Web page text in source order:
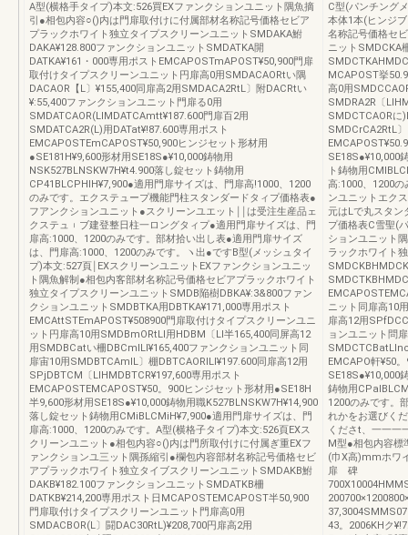
A型(横格手タイプ)本文:526買EXファンクションユニット隅魚摘
引●相包内容○()内は門扉取付けに付属部材名称記号価格セビア
プラックホワイト独立タイプスクリーンユニットSMDAKA鮒
DAKA¥128.800ファンクションユニットSMDATKA開
DATKA¥161・000専用ポストEMCAPOSTmAPOST¥50,900門扉
取付けタイプスクリーンユニット円扉高0用SMDACAORtい隅
DACAOR【L〕¥155,400同扉高2用SMDACA2RtL〕附DACRtい
¥:55,400ファンクションユニット門扉る0用
SMDATCAOR(LlMDATCAmtt¥187.600門扉百2用
SMDATCA2R(L)用DATat¥!87.600専用ポスト
EMCAPOSTEmCAPOST¥50,900ヒンジセット形材用
●SE181H¥9,600形材用SE18S●¥10,000鋳物用
NSK527BLNSKW7H¥t4.900落し錠セット鋳物用
CP41BLCPHlH¥7,900●適用門扉サイズは、門扉高!1000、1200
のみです。エクステュープ機能門柱スタンダードタィプ価格表●
フアンクションユニット●スクリーンユエット￨￨は受注生産品ェ
クステュ︲ブ建登整日柱一ロングタィプ●適用門扉サイズは、門
扉高:1000、1200のみです。部材拾い出し表●適用門扉サイズ
は、門扉高:1000、1200のみです。ヽ出●ですB型(メッシュタイ
プ)本文:527頁￨EXスクリーンユニットEXファンクションユニッ
ト隅魚解制●相包内客部材名称記号価格セビアプラックホワイト
独立タイプスクリーンユニットSMDB陥樹DBKA¥:3&800ファン
クションユニットSMDBTKA用DBTKA¥171,000専用ポスト
EMCAttSTEmAPOST¥508900門扉取付けタイプスクリーンユニ
ット円扉高10用SMDBmORtLl用HDBM〔Ll半165,400同屏高12
用SMDBCatい柵DBCmlLl¥165,400ファンクションユニット同
扉宙10用SMDBTCAmlL〕棚DBTCAORILl¥197.600同扉高12用
SPjDBTCM〔LlHMDBTCR¥197,600専用ポスト
EMCAPOSTEMCAPOST¥50。900ヒンジセット形材用●SE18H
半9,600形材用SE18S●¥10,000鋳物用職K527BLNSKW7H¥14,900
落し錠セット鋳物用CMiBLCMiH¥7,900●適用門扉サイズは、門
扉高:1000、1200のみです。A型(横格子タイプ)本文:526頁EXス
クリーンユニット●相包内容○()内は門所取付けに付属ぎ重EXフ
ァンクションユ三ット隅孫縮引●欄包内容部材名称記号価格セビ
アプラックホワイト独立タイブスクリーンユニットSMDAKB鮒
DAKB¥182.100ファンクションユニットSMDATKB柵
DATKB¥214,200専用ポスト日MCAPOSTEMCAPOST半50,900
門扉取付けタイプスクリーンユニット門扉高0用
SMDACBOR(L〕闘DAC30RtL)¥208,700円扉高2用
C型(パンチング
本体1本(ヒンジ
名称記号価格セ
ニットSMDCKA
MCAPOST挙
高0用
SMDRA2R〔
SMDCTCAORに
SMDCrCA2RtL
SE18S●¥10,000
ト鋳物用
高:1000、1200
ンユニットエク
元はLで丸スタン
プ価格表C雪聖(
ションユニット
ラックホワイト
ニット同扉高10
扉高12用
ョンユニット問
EMCAPO軒¥50
SE18S●¥10,000
鋳物用
1200のみです。
れかをお選びく
くださt、一一一
M型●相包内容標
(巾X高)mmホワ
扉 碑
43。2006KHク